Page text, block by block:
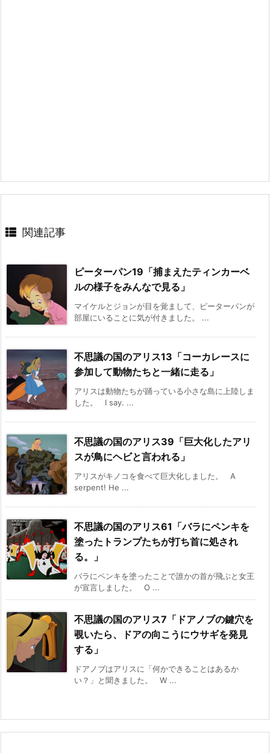
関連記事
ピーターパン19「捕まえたティンカーベ
ルの様子をみんなで見る」
マイケルとジョンが目を覚まして、ピーターパンが
部屋にいることに気が付きました。 ...
不思議の国のアリス13「コーカレースに
参加して動物たちと一緒に走る」
アリスは動物たちが踊っている小さな島に上陸しま
した。 I say. ...
不思議の国のアリス39「巨大化したアリ
スが鳥にヘビと言われる」
アリスがキノコを食べて巨大化しました。 A
serpent! He ...
不思議の国のアリス61「バラにペンキを
塗ったトランプたちが打ち首に処され
る。」
バラにペンキを塗ったことで誰かの首が飛ぶと女王
が宣言しました。 O ...
不思議の国のアリス7「ドアノブの鍵穴を
覗いたら、ドアの向こうにウサギを発見
する」
ドアノブはアリスに「何かできることはあるか
い？」と聞きました。 W ...